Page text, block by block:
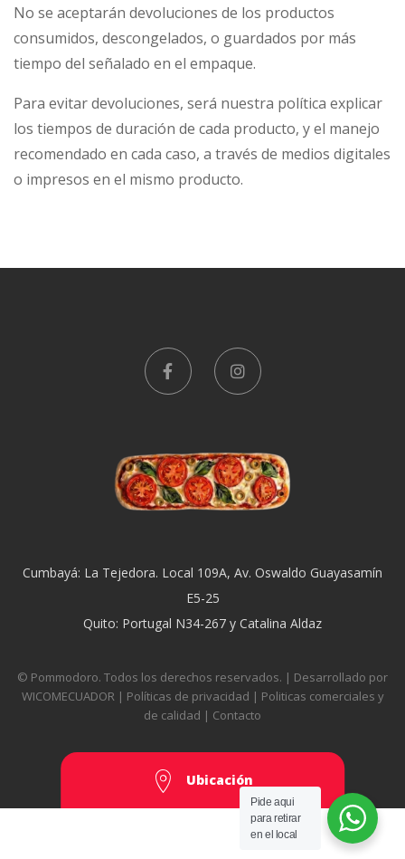
No se aceptarán devoluciones de los productos
consumidos, descongelados, o guardados por más
tiempo del señalado en el empaque.
Para evitar devoluciones, será nuestra política explicar
los tiempos de duración de cada producto, y el manejo
recomendado en cada caso, a través de medios digitales
o impresos en el mismo producto.
Cumbayá: La Tejedora. Local 109A, Av. Oswaldo Guayasamín
E5-25
Quito: Portugal N34-267 y Catalina Aldaz
© Pommodoro. Todos los derechos reservados. | Desarrollado por
WICOMECUADOR| Políticas de privacidad | Politicas comerciales y
de calidad | Contacto
Ubicación
Pide aqui
para retirar
en el local